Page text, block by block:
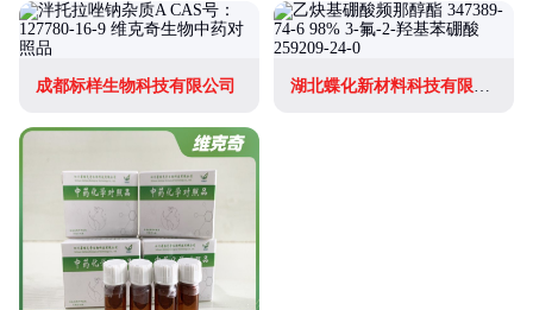
成都标样生物科技有限公司 湖北蝶化新材料科技有限公司